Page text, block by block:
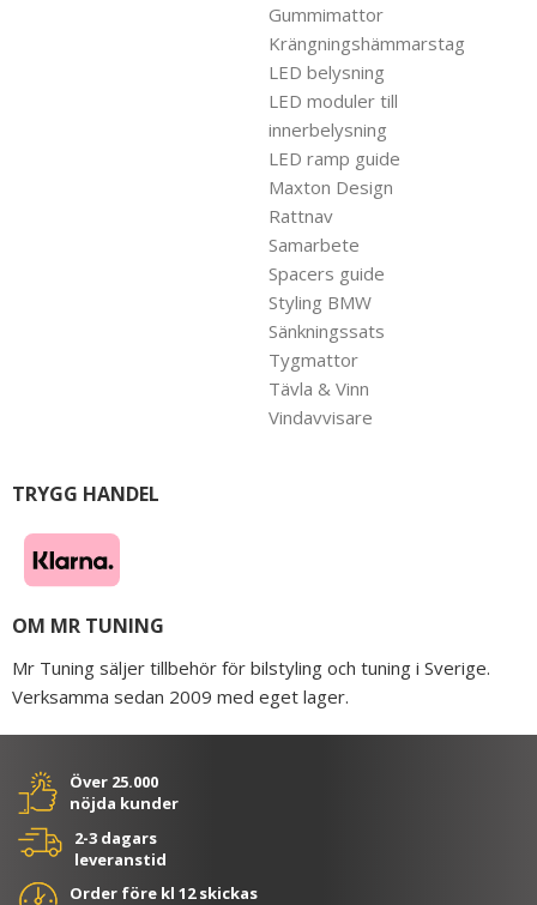
Gummimattor
Krängningshämmarstag
LED belysning
LED moduler till
innerbelysning
LED ramp guide
Maxton Design
Rattnav
Samarbete
Spacers guide
Styling BMW
Sänkningssats
Tygmattor
Tävla & Vinn
Vindavvisare
TRYGG HANDEL
OM MR TUNING
Mr Tuning säljer tillbehör för bilstyling och tuning i Sverige.
Verksamma sedan 2009 med eget lager.
Över 25.000
nöjda kunder
2-3 dagars
leveranstid
Order före kl 12 skickas